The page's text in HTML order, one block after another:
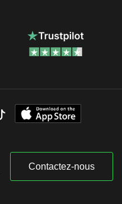
Contactez-nous